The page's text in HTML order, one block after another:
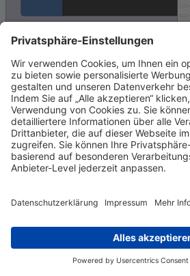
AI & PROCESS
Commerce-
trifft Prozess-
Actindo erkennt Muster,
und löst sie mit automatisierten
und nachvollziehbar.
Visuelle Workflow-Engine
Alerts bei
Automatisierte Trigger &